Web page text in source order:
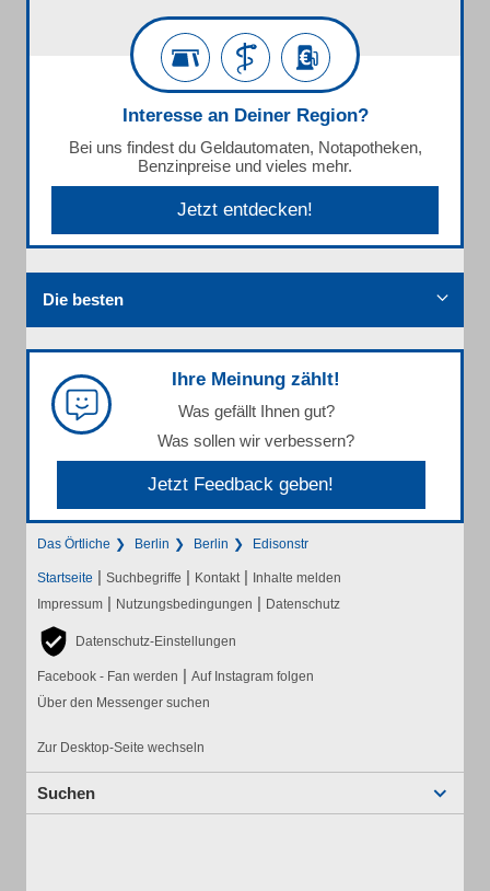
Interesse an Deiner Region?
Bei uns findest du Geldautomaten, Notapotheken,
Benzinpreise und vieles mehr.
Jetzt entdecken!
Die besten
Ihre Meinung zählt!
Was gefällt Ihnen gut?
Was sollen wir verbessern?
Jetzt Feedback geben!
Das Örtliche Berlin Berlin Edisonstr
Startseite | Suchbegriffe | Kontakt | Inhalte melden
Impressum | Nutzungsbedingungen | Datenschutz
Datenschutz-Einstellungen
Facebook - Fan werden | Auf Instagram folgen
Über den Messenger suchen
Zur Desktop-Seite wechseln
Suchen